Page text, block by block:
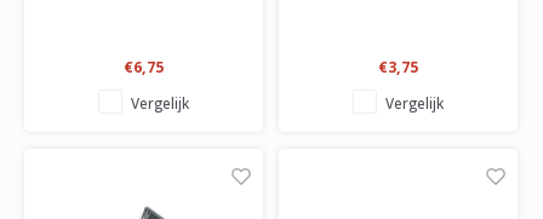
€6,75
Vergelijk
€3,75
Vergelijk